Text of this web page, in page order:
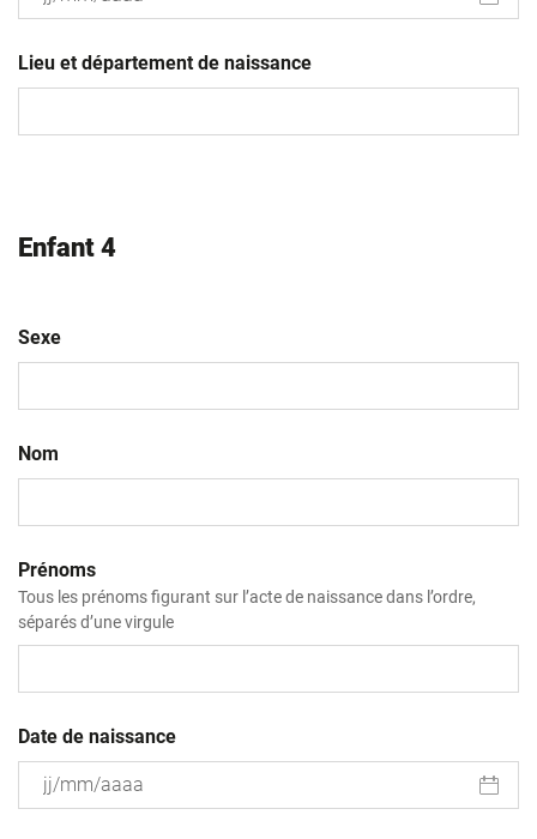
slash
MM
Lieu et département de naissance
Enfant 4
Sexe
Nom
Prénoms
Tous les prénoms figurant sur l’acte de naissance dans l’ordre,
séparés d’une virgule
Date de naissance